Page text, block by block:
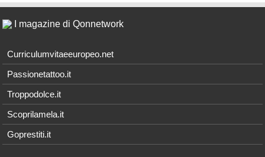
I magazine di Qonnetwork
Curriculumvitaeeuropeo.net
Passionetattoo.it
Troppodolce.it
Scoprilamela.it
Goprestiti.it